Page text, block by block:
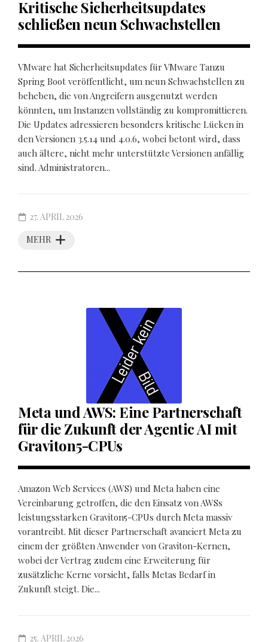
Kritische Sicherheitsupdates
schließen neun Schwachstellen
VMware hat Sicherheitsupdates für VMware Tanzu
Spring Boot veröffentlicht, um neun Schwachstellen zu
beheben, die von Angreifern ausgenutzt werden
könnten, um Instanzen vollständig zu kompromittieren.
Die Updates adressieren besonders kritische Lücken in
den Versionen 3.5.14 und 4.0.6, wobei betont wird, dass
auch ältere, nicht mehr unterstützte Versionen anfällig
sind. Administratoren...
MEHR
27. APRIL 2026
Meta und AWS: Eine Partnerschaft
für die Zukunft der Agentic AI mit
Graviton5-CPUs
Amazon Web Services (AWS) und Meta haben eine
Vereinbarung getroffen, die den Einsatz von AWSs
leistungsstarken Graviton5-CPUs durch Meta massiv
vorantreibt. Mit dieser Partnerschaft avanciert Meta zu
einem der größten Anwender von Graviton-Kernen,
wobei der Vertrag zudem eine Erweiterung für
zusätzliche Kerne vorsieht, falls Metas Bedarf in
Zukunft steigt. Die...
25. APRIL 2026